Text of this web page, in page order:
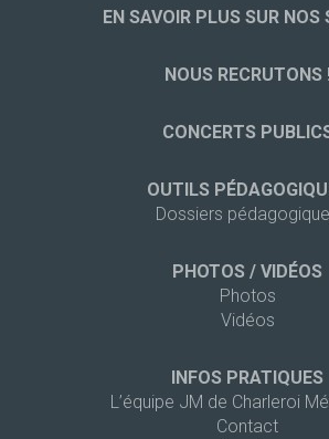
EN SAVOIR PLUS SUR NOS
NOUS RECRUTONS
CONCERTS
OUTILS
Dossiers
PHOTOS / VIDÉOS
Photos
Vidéos
INFOS PRATIQUES
L’équipe JM de Charleroi
Contact